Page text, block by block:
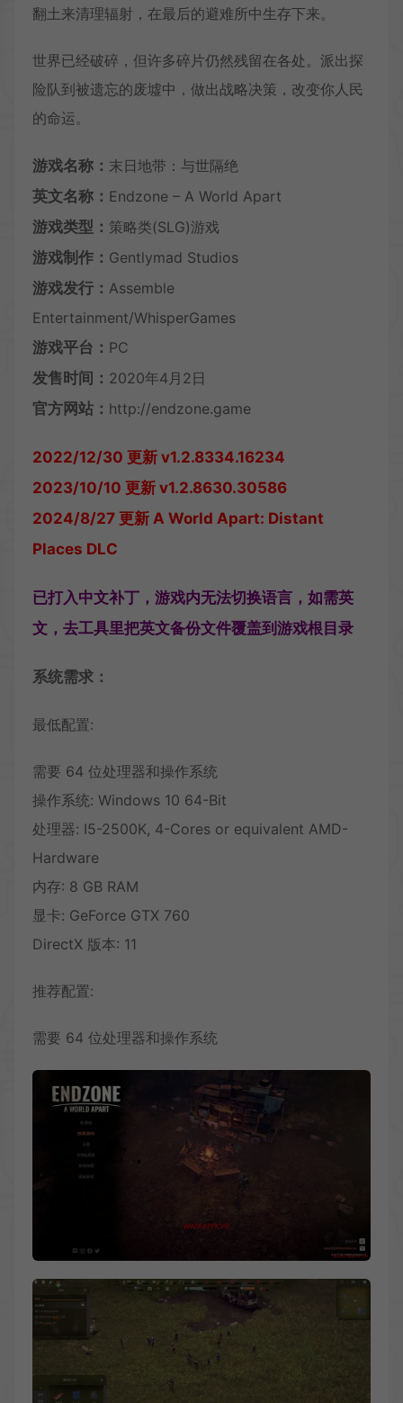
翻土来清理辐射，在最后的避难所中生存下来。
世界已经破碎，但许多碎片仍然残留在各处。派出探
险队到被遗忘的废墟中，做出战略决策，改变你人民
的命运。
游戏名称： 末日地带：与世隔绝
英文名称： Endzone – A World Apart
游戏类型： 策略类(SLG)游戏
游戏制作： Gentlymad Studios
游戏发行： Assemble
Entertainment/WhisperGames
游戏平台： PC
发售时间： 2020年4月2日
官方网站： http://endzone.game
2022/12/30 更新 v1.2.8334.16234
2023/10/10 更新 v1.2.8630.30586
2024/8/27 更新 A World Apart: Distant
Places DLC
已打入中文补丁，游戏内无法切换语言，如需英
文，去工具里把英文备份文件覆盖到游戏根目录
系统需求：
最低配置:
需要 64 位处理器和操作系统
操作系统: Windows 10 64-Bit
处理器: I5-2500K, 4-Cores or equivalent AMD-
Hardware
内存: 8 GB RAM
显卡: GeForce GTX 760
DirectX 版本: 11
推荐配置:
需要 64 位处理器和操作系统